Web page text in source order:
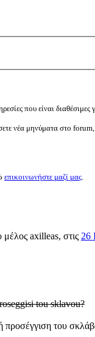
που είναι διαθέσιμες
νέα μηνύματα στο
επικοινωνήστε μαζί μας.
μέλος axilleas, στις 26
tou sklavou?
προσέγγιση του